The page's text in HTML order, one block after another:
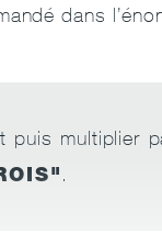
dans
puis multiplier
.